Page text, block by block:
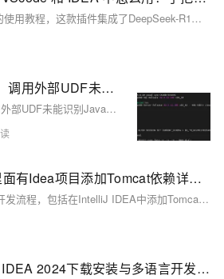
沉默王二分享了通义灵码的使用教程，这款插件集成了DeepSeek-R1和Qwen等模型，支持Java、Python、Go等多种编程语言，适用于IDEA、VSCode等开发环境。它不仅能提供智能问答、代码补全和Bug修复功能，还能通过“AI程序员”实现多文件代码修改。体验流畅，算力充足，无需担心限流问题。文章详细介绍了安装步骤及各项功能的实际操作，展示了其在提升开发效率方面的强大实力。目前，通义灵码正持续优化，未来将带来更多惊喜。
【YashanDB知识库】调用外部UDF未能识别Java环境配置
【YashanDB知识库】调用外部UDF未能识别Java环境配置
Servlet开发流程 （里面有Idea项目添加Tomcat依赖详细教程）
本文详细介绍了Servlet的开发流程，包括在IntelliJ IDEA中添加Tomcat依赖的详细教程。通过上述步骤，开发者可以快速搭建并运行一个基本的Servlet应用，理解并掌握Servlet的开发流程对于Java Web开发至关重要。希望本文能够帮助开发者顺利进行Servlet开发，提高工作效率。
30分钟速成：IntelliJ IDEA 2024下载安装与多语言开发环境配置手册